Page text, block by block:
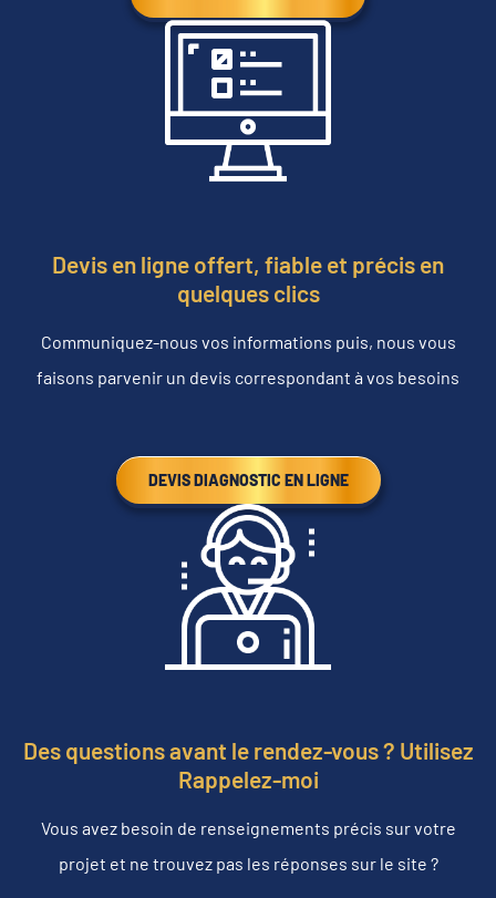
Devis en ligne offert, fiable et précis en
quelques clics
Communiquez-nous vos informations puis, nous vous
faisons parvenir un devis correspondant à vos besoins
DEVIS DIAGNOSTIC EN LIGNE
Des questions avant le rendez-vous ? Utilisez
Rappelez-moi
Vous avez besoin de renseignements précis sur votre
projet et ne trouvez pas les réponses sur le site ?